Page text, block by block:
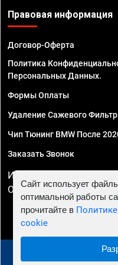
Правовая информация
Договор-Оферта
Политика
Персональных Данных.
Формы Оплаты
Удаление Сажевого
Чип Тюнинг BMW После
Заказать Звонок
ИП Смирнов Георгий
ОГРНИП
© 2010 - 2026 Чип
Сайт использует
оптимальной работы
прочитайте в
cookie